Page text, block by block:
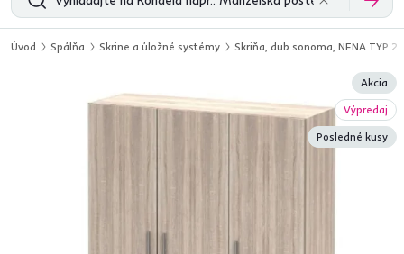
Úvod Spálňa Skrine a úložné systémy Skriňa, dub sonoma, NENA TYP 2
Akcia
Výpredaj
Posledné kusy